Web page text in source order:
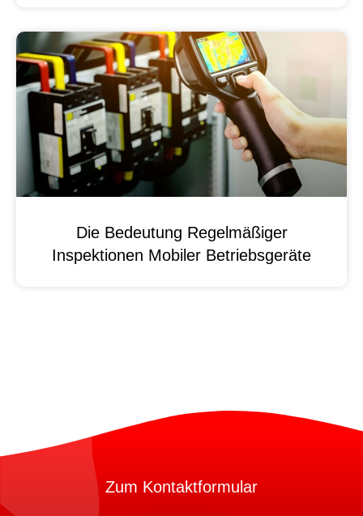
Die Bedeutung Regelmäßiger
Inspektionen Mobiler Betriebsgeräte
Zum Kontaktformular